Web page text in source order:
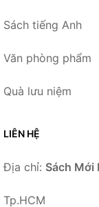
Sách tiếng Anh
Văn phòng phẩm
Quà lưu niệm
LIÊN HỆ
Địa chỉ: Sách Mới
Tp.HCM